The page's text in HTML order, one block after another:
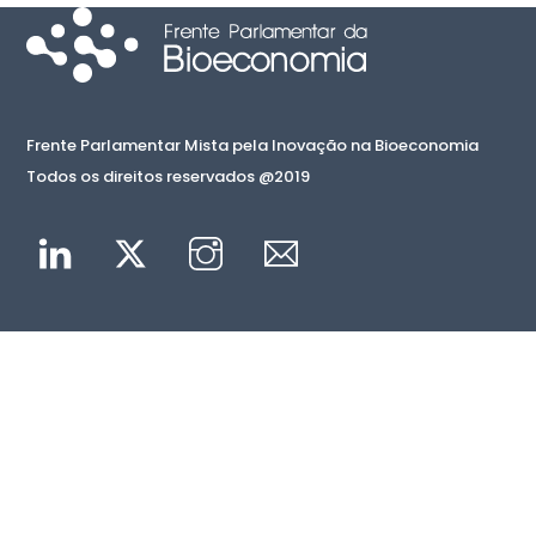
Frente Parlamentar Mista pela Inovação na Bioeconomia
Todos os direitos reservados @2019
Linkedin Twitter Instagram